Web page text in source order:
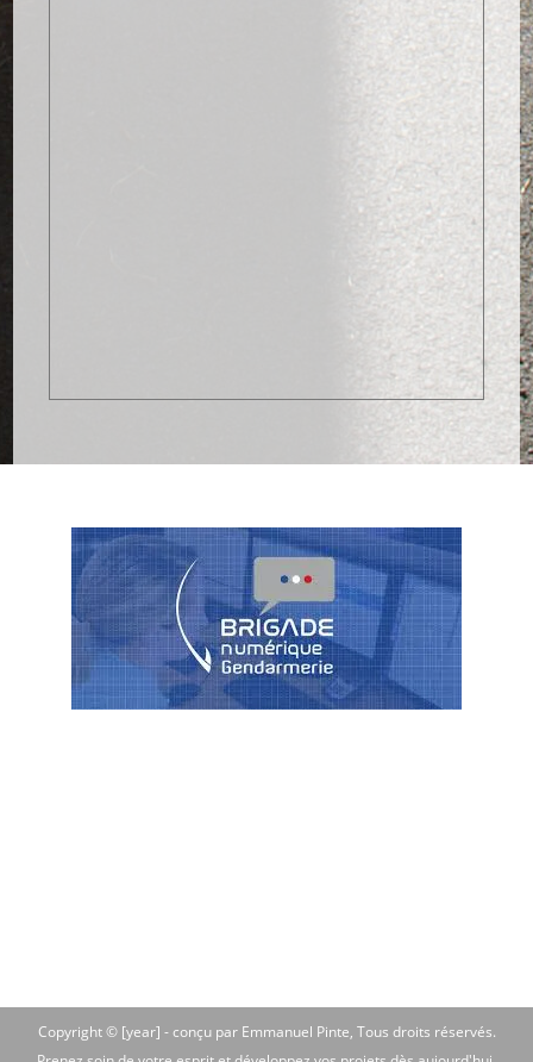
Copyright © [year] -conçu par Emmanuel Pinte, Tous droits réservés.